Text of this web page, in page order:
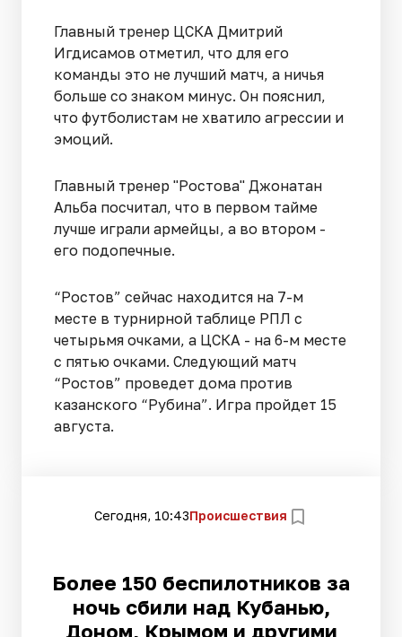
Главный тренер ЦСКА Дмитрий
Игдисамов отметил, что для его
команды это не лучший матч, а ничья
больше со знаком минус. Он пояснил,
что футболистам не хватило агрессии и
эмоций.
Главный тренер "Ростова" Джонатан
Альба посчитал, что в первом тайме
лучше играли армейцы, а во втором -
его подопечные.
“Ростов” сейчас находится на 7-м
месте в турнирной таблице РПЛ с
четырьмя очками, а ЦСКА - на 6-м месте
с пятью очками. Следующий матч
“Ростов” проведет дома против
казанского “Рубина”. Игра пройдет 15
августа.
Сегодня, 10:43Происшествия
Более 150 беспилотников за
ночь сбили над Кубанью,
Доном, Крымом и другими